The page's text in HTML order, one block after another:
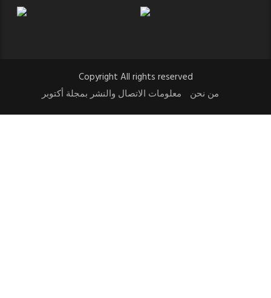
Copyright All rights reserved
من نحن
معلومات الاتصال والنشر بمجلة أكتوبر